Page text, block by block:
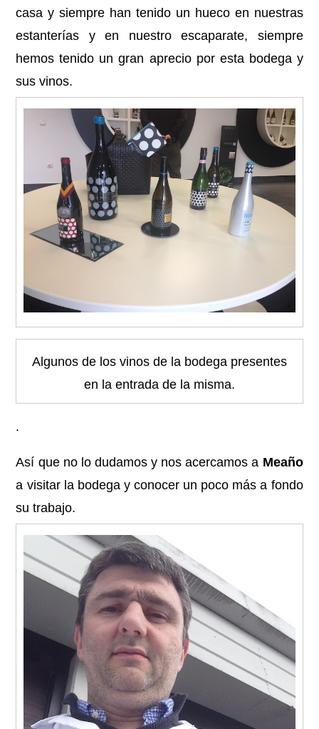
casa y siempre han tenido un hueco en nuestras
estanterías y en nuestro escaparate, siempre
hemos tenido un gran aprecio por esta bodega y
sus vinos.
Algunos de los vinos de la bodega presentes
en la entrada de la misma.
.
Así que no lo dudamos y nos acercamos a Meaño
a visitar la bodega y conocer un poco más a fondo
su trabajo.